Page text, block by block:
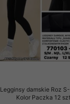
Legginsy damskie Roz
Kolor Paczka 12 szt